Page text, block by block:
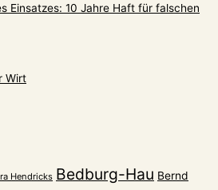
Einsatzes: 10 Jahre Haft für falschen
Wirt
Hendricks Bedburg-Hau Bernd